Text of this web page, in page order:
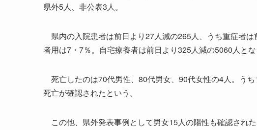
県外5人、非公表3人。
県内の入院患者は前日より27人減の265人、うち重症者
者用は7・7％。自宅療養者は前日より325人減の5060人とな
死亡したのは70代男性、80代男女、90代女性の4人。う
死亡が確認されたという。
この他、県外発表事例として男女15人の陽性も確認された